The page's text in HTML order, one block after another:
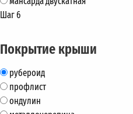
Шаг 6
Покрытие крыши
рубероид
профлист
ондулин